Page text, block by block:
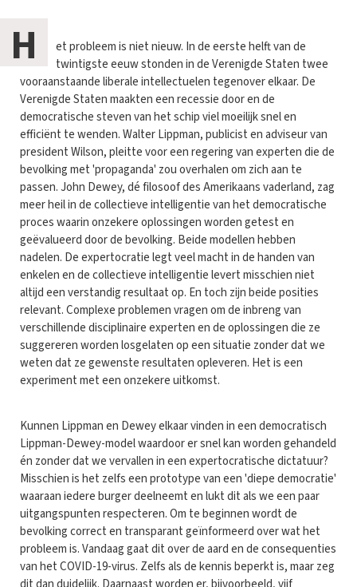
H
et probleem is niet nieuw. In de eerste helft van de
twintigste eeuw stonden in de Verenigde Staten twee
vooraanstaande liberale intellectuelen tegenover elkaar. De
Verenigde Staten maakten een recessie door en de
democratische steven van het schip viel moeilijk snel en
efficiënt te wenden. Walter Lippman, publicist en adviseur van
president Wilson, pleitte voor een regering van experten die de
bevolking met 'propaganda' zou overhalen om zich aan te
passen. John Dewey, dé filosoof des Amerikaans vaderland, zag
meer heil in de collectieve intelligentie van het democratische
proces waarin onzekere oplossingen worden getest en
geëvalueerd door de bevolking. Beide modellen hebben
nadelen. De expertocratie legt veel macht in de handen van
enkelen en de collectieve intelligentie levert misschien niet
altijd een verstandig resultaat op. En toch zijn beide posities
relevant. Complexe problemen vragen om de inbreng van
verschillende disciplinaire experten en de oplossingen die ze
suggereren worden losgelaten op een situatie zonder dat we
weten dat ze gewenste resultaten opleveren. Het is een
experiment met een onzekere uitkomst.
Kunnen Lippman en Dewey elkaar vinden in een democratisch
Lippman-Dewey-model waardoor er snel kan worden gehandeld
én zonder dat we vervallen in een expertocratische dictatuur?
Misschien is het zelfs een prototype van een 'diepe democratie'
waaraan iedere burger deelneemt en lukt dit als we een paar
uitgangspunten respecteren. Om te beginnen wordt de
bevolking correct en transparant geïnformeerd over wat het
probleem is. Vandaag gaat dit over de aard en de consequenties
van het COVID-19-virus. Zelfs als de kennis beperkt is, maar zeg